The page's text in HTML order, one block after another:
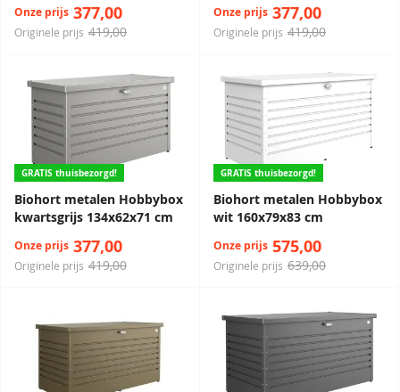
Originele prijs 419,00
Onze prijs 377,00
Originele prijs 419,00
Onze prijs 377,00
GRATIS thuisbezorgd!
Biohort metalen Hobbybox
kwartsgrijs 134x62x71 cm
Originele prijs 419,00
Onze prijs 377,00
GRATIS thuisbezorgd!
Biohort metalen Hobbybox
wit 160x79x83 cm
Originele prijs 639,00
Onze prijs 575,00